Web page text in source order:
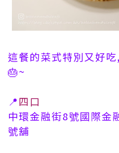
這餐的菜式特別又好
🎂~
📍四口
中環金融街8號國際金
號舖